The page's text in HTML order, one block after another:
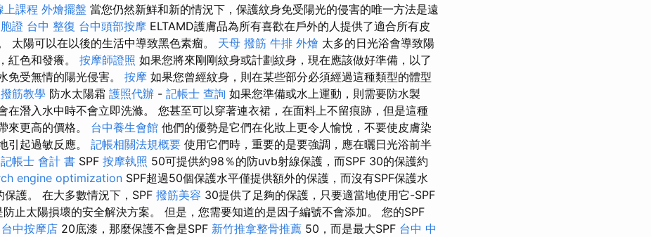
上課程 外燴擺盤 當您仍然新鮮和新的情況下，保護紋身免受陽光的侵害的唯一方法是遠
證 台中 整復 台中頭部按摩 ELTAMD護膚品為所有喜歡在戶外的人提供了適合所有皮
太陽可以在以後的生活中導致黑色素瘤。 天母 撥筋 牛排 外燴 太多的日光浴會導致陽
紅色和發癢。 按摩師證照 如果您將來剛剛紋身或計劃紋身，現在應該做好準備，以了
免受無情的陽光侵害。 按摩 如果您曾經紋身，則在某些部分必須經過這種類型的體型
筋教學 防水太陽霜 護照代辦 - 記帳士 查詢 如果您準備或水上運動，則需要防水製
在潛入水中時不會立即洗滌。 您甚至可以穿著連衣裙，在面料上不留痕跡，但是這種
來更高的價格。 台中養生會館 他們的優勢是它們在化妝上更令人愉悅，不要使皮膚染
引起過敏反應。 記帳相關法規概要 使用它們時，重要的是要強調，應在曬日光浴前半
記帳士 會計 書 SPF 按摩執照 50可提供約98％的防uvb射線保護，而SPF 30的保護約
engine optimization SPF超過50個保護水平僅提供額外的保護，而沒有SPF保護水
保護。 在大多數情況下，SPF 撥筋美容 30提供了足夠的保護，只要適當地使用它-SPF
止太陽損壞的安全解決方案。 但是，您需要知道的是因子編號不會添加。 您的SPF
台中按摩店 20底漆，那麼保護不會是SPF 新竹推拿整骨推薦 50，而是最大SPF 台中 中